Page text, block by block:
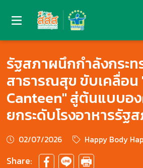
รัฐสภาผนึกกำลังกระท
สาธารณสุข ขับเคลื่อ
Canteen" สู่ต้นแบบอ
ยกระดับโรงอาหารรัฐ
รับรอง "โรงอาหารปล
สุขภาพ"
02/07/2026 Happy Body
Share: